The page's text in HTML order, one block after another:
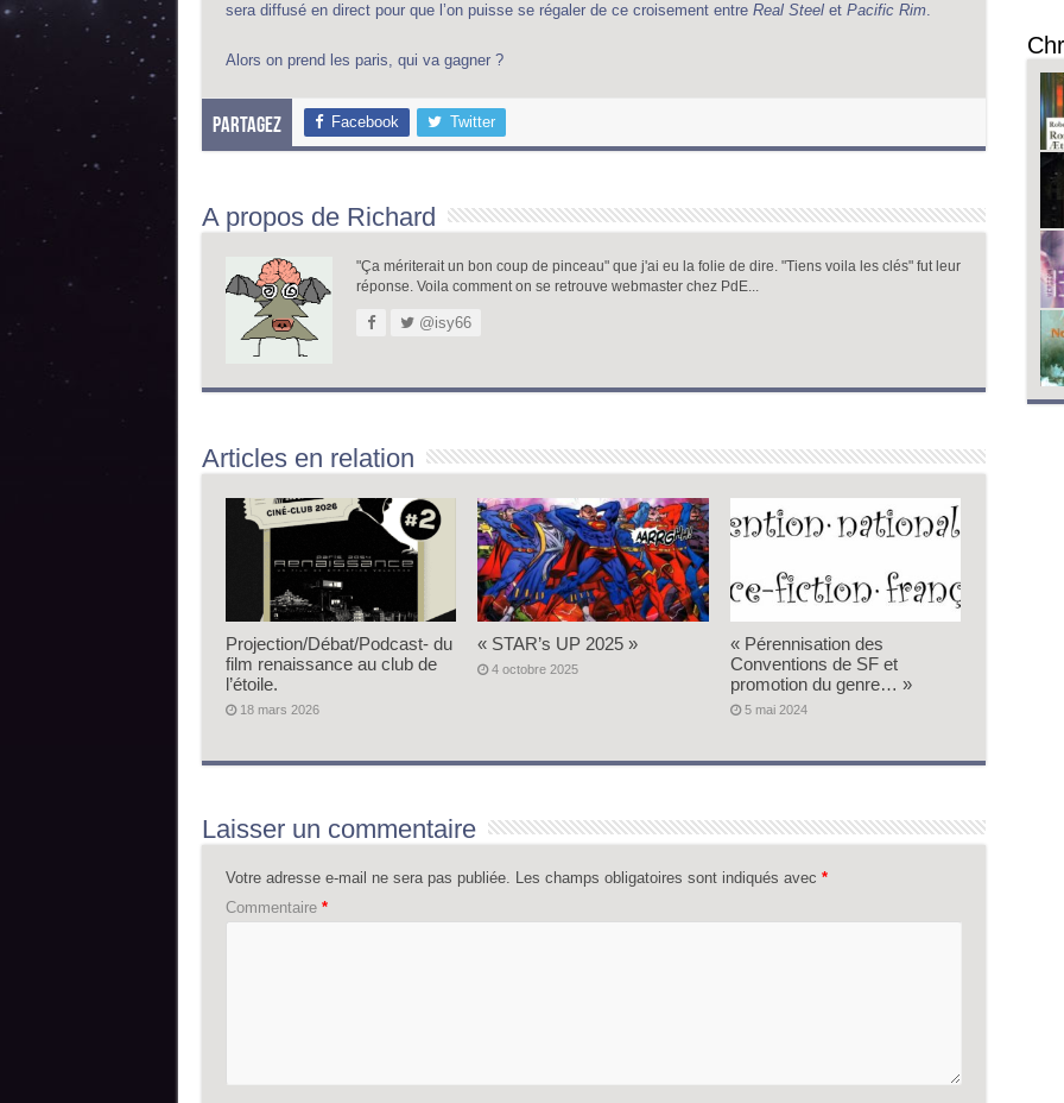
sera diffusé en direct pour que l’on puisse se régaler de ce croisement entre Real Steelet Pacific Rim.
Alors on prend les paris, qui va gagner ?
Partagez Facebook Twitter
A propos de Richard
"Ça mériterait un bon coup de pinceau" que j'ai eu la folie de dire. "Tiens voila les clés" fut leur
réponse. Voila comment on se retrouve webmaster chez PdE...
@isy66
Articles en relation
Projection/Débat/Podcast- du
film renaissance au club de
l’étoile.
18 mars 2026
« STAR’s UP 2025 »
4 octobre 2025
« Pérennisation des
Conventions de SF et
promotion du genre… »
5 mai 2024
Laisser un commentaire
Votre adresse e-mail ne sera pas publiée. Les champs obligatoires sont indiqués avec *
Commentaire *